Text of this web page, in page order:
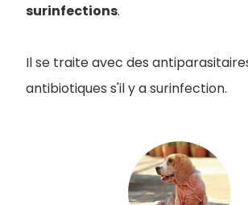
surinfections.
Il se traite avec des
antibiotiques s'il y a surinfection.